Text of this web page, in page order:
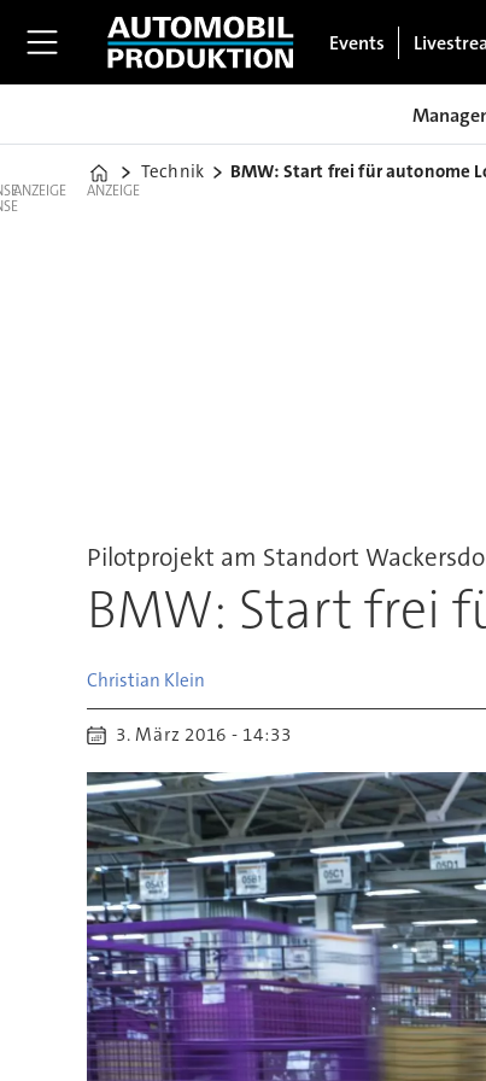
Events
Home
Technik BMW: Start frei für autonome
ANZEIGE ANZEIGE
Pilotprojekt am Standort
BMW: Start frei
Christian Klein
3. März 2016 - 14:33